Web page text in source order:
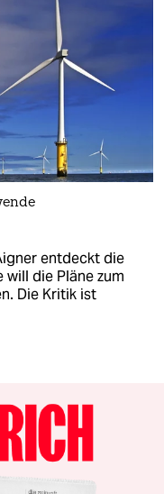
entdeckt die
die Pläne zum
Die Kritik ist